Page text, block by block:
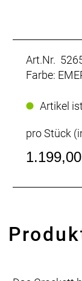
Art.Nr.
Farbe:
Artikel
pro Stück